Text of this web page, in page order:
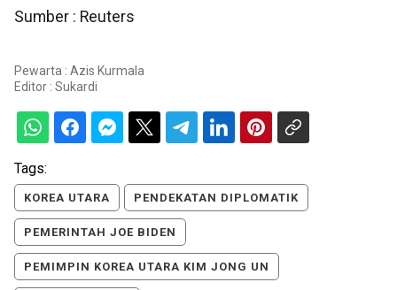
Sumber : Reuters
Pewarta : Azis Kurmala
Editor : Sukardi
Tags:
KOREA UTARA PENDEKATAN DIPLOMATIK
PEMERINTAH JOE BIDEN
PEMIMPIN KOREA UTARA KIM JONG UN